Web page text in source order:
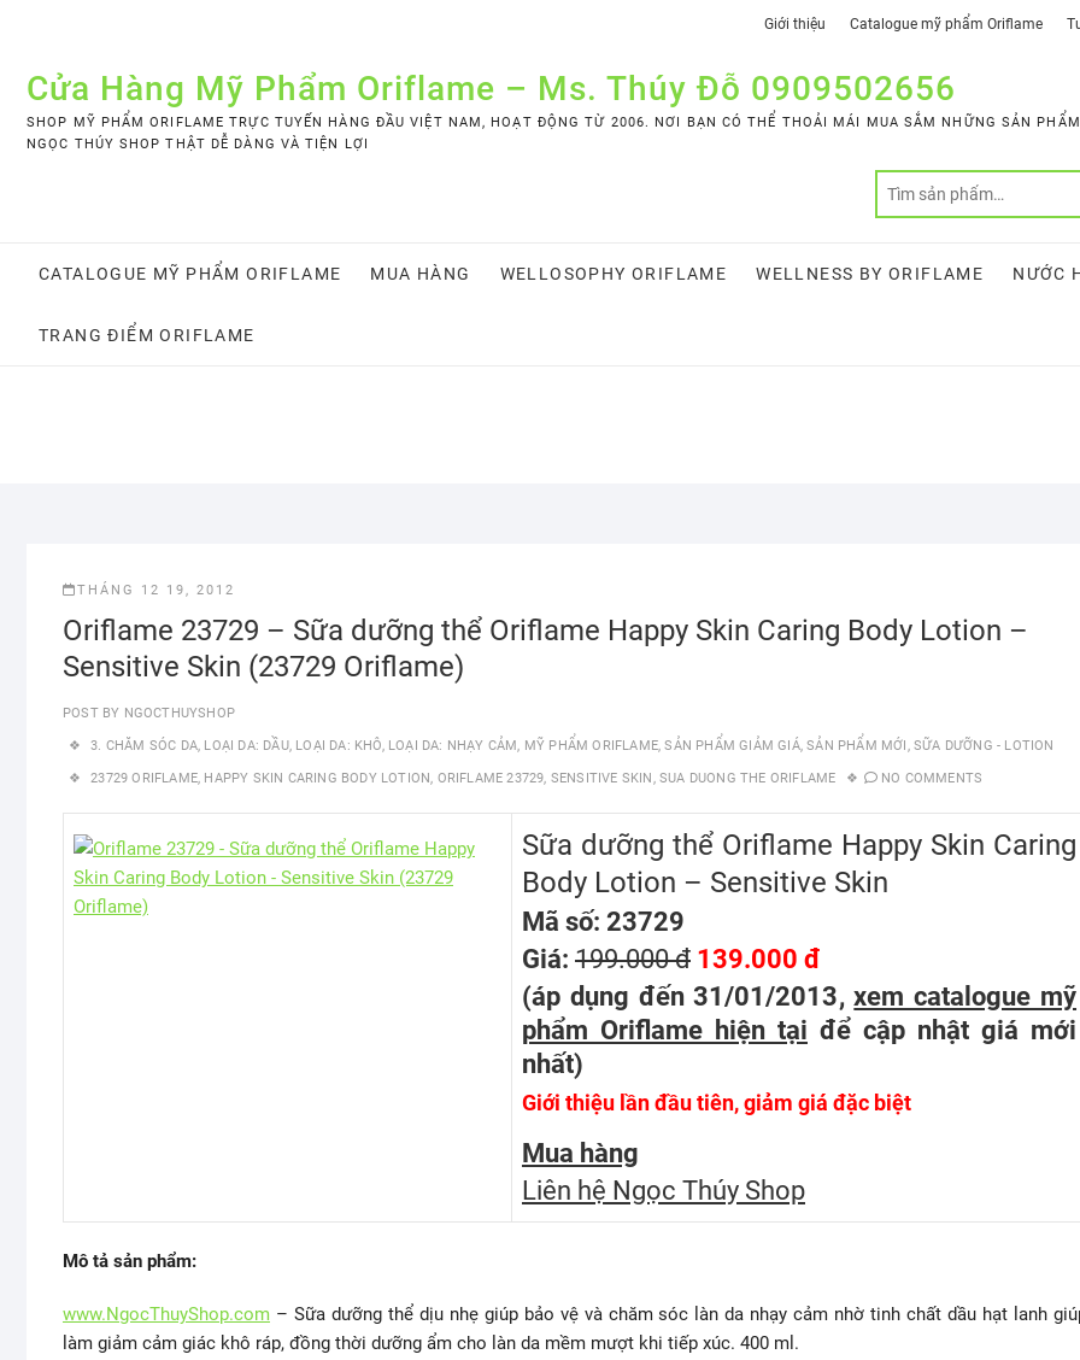
content
Giới thiệu Catalogue mỹ phẩm Oriflame
Cửa Hàng Mỹ Phẩm Oriflame – Ms. Thúy Đỗ 0909502656
SHOP MỸ PHẨM ORIFLAME TRỰC TUYẾN HÀNG ĐẦU VIỆT NAM, HOẠT ĐỘNG TỪ 2006. NƠI BẠN CÓ THỂ THOẢI MÁI MUA SẮM NHỮNG SẢN
NGỌC THÚY SHOP THẬT DỄ DÀNG VÀ TIỆN LỢI
CATALOGUE MỸ PHẨM ORIFLAME MUA HÀNG WELLOSOPHY ORIFLAME WELLNESS BY ORIFLAME NƯỚC
TRANG ĐIỂM ORIFLAME
THÁNG 12 19, 2012
Oriflame 23729 – Sữa dưỡng thể Oriflame Happy Skin Caring Body Lotion –
Sensitive Skin (23729 Oriflame)
POST BY NGOCTHUYSHOP
3. CHĂM SÓC DA, LOẠI DA: DẦU, LOẠI DA: KHÔ, LOẠI DA: NHẠY CẢM, MỸ PHẨM ORIFLAME,SẢN PHẨM GIẢM GIÁ,SẢN PHẨM MỚI,SỮA DƯỠNG - LOTION
23729 ORIFLAME, HAPPY SKIN CARING BODY LOTION, ORIFLAME 23729, SENSITIVE SKIN,SUA DUONG THE ORIFLAME NO COMMENTS
Sữa dưỡng thể Oriflame Happy Skin Caring
Body Lotion – Sensitive Skin
Mã số: 23729
Giá: 199.000 đ 139.000 đ
(áp dụng đến 31/01/2013,xem catalogue mỹ
phẩm Oriflame hiện tại để cập nhật giá mới
nhất)
Giới thiệu lần đầu tiên, giảm giá đặc biệt
Mua hàng
Liên hệ Ngọc Thúy Shop
Mô tả sản phẩm:
www.NgocThuyShop.com – Sữa dưỡng thể dịu nhẹ giúp bảo vệ và chăm sóc làn da nhạy cảm nhờ tinh chất dầu hạt lanh
làm giảm cảm giác khô ráp, đồng thời dưỡng ẩm cho làn da mềm mượt khi tiếp xúc. 400 ml.